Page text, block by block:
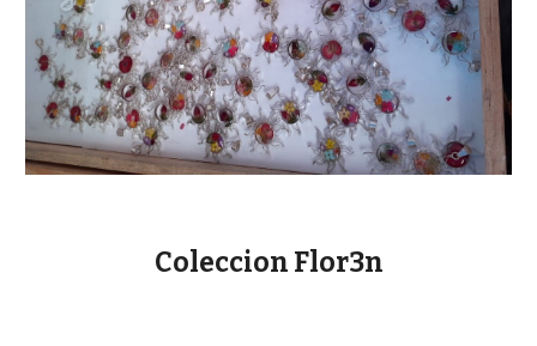
Coleccion Flor3n